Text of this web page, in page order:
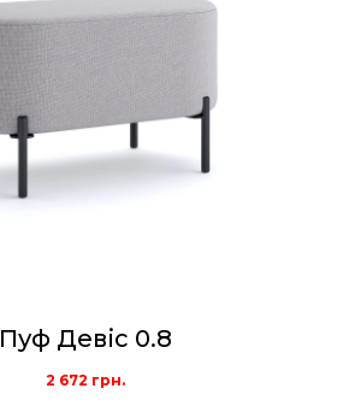
Пуф Девіс 0.8
2 672 грн.